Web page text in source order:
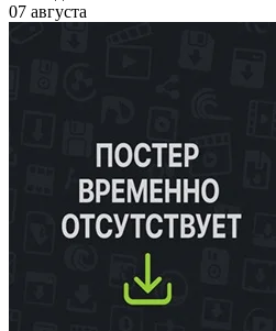
07 августа